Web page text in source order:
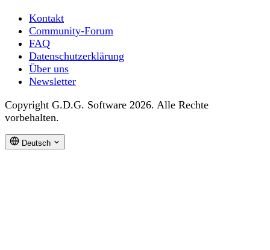
Kontakt
Community-Forum
FAQ
Datenschutzerklärung
Über uns
Newsletter
Copyright G.D.G. Software 2026. Alle Rechte
vorbehalten.
Deutsch